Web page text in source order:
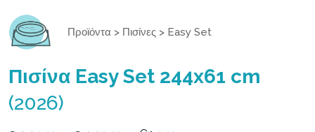
Προϊόντα > Πισίνες > Easy Set
Πισίνα Easy Set 244x61 cm
(2026)